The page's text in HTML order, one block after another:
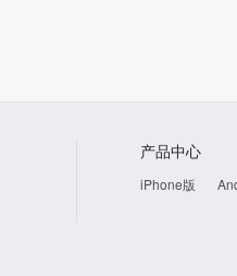
产品中心
iPhone版